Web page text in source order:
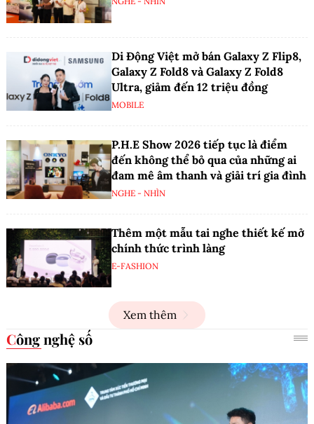
Di Động Việt mở bán Galaxy Z Flip8,
Galaxy Z Fold8 và Galaxy Z Fold8
Ultra, giảm đến 12 triệu đồng
MOBILE
P.H.E Show 2026 tiếp tục là điểm
đến không thể bỏ qua của những ai
đam mê âm thanh và giải trí gia đình
NGHE - NHÌN
Thêm một mẫu tai nghe thiết kế mở
chính thức trình làng
E-FASHION
Xem thêm
Công nghệ số